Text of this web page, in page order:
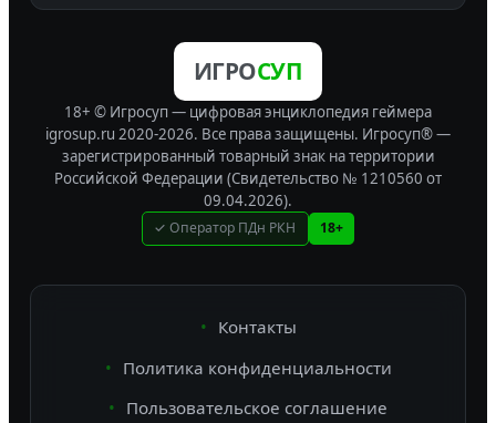
ИГРОСУП
18+ © Игросуп — цифровая энциклопедия геймера
igrosup.ru 2020-2026. Все права защищены. Игросуп® —
зарегистрированный товарный знак на территории
Российской Федерации (Свидетельство № 1210560 от
09.04.2026).
✓ Оператор ПДн РКН 18+
Контакты
Политика конфиденциальности
Пользовательское соглашение